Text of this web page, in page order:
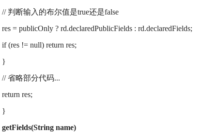
// 判断输入的布尔值是true还是false
res = publicOnly ? rd.declaredPublicFields : rd.declaredFields;
if (res != null) return res;
}
// 省略部分代码...
return res;
}
getFields(String name)